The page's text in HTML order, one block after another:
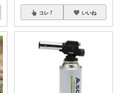
コレ いいね